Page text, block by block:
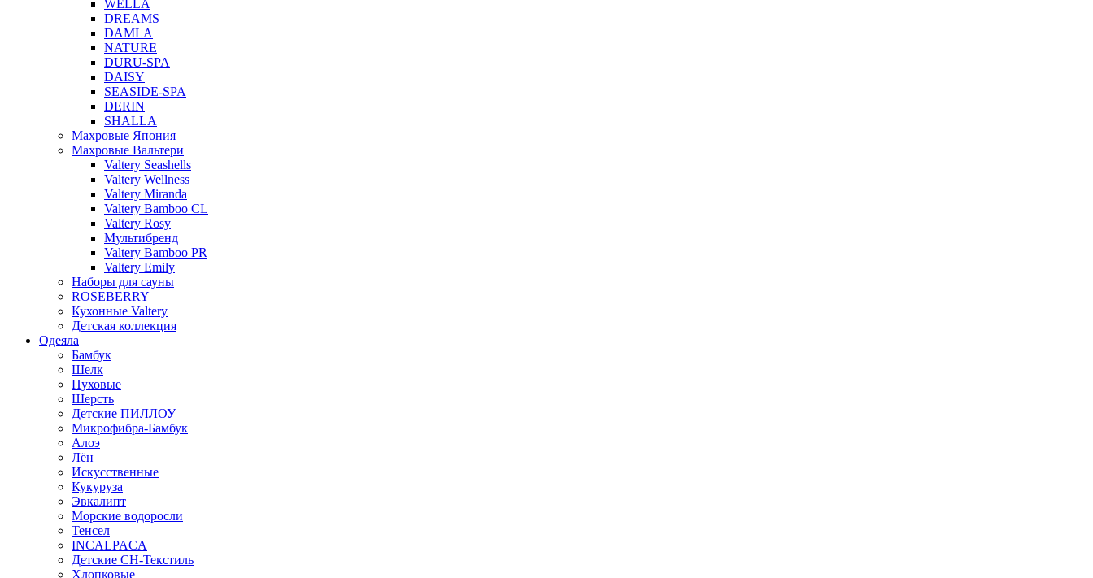
WELLA
DREAMS
DAMLA
NATURE
DURU-SPA
DAISY
SEASIDE-SPA
DERIN
SHALLA
Махровые Япония
Махровые Вальтери
Valtery Seashells
Valtery Wellness
Valtery Miranda
Valtery Bamboo CL
Valtery Rosy
Мультибренд
Valtery Bamboo PR
Valtery Emily
Наборы для сауны
ROSEBERRY
Кухонные Valtery
Детская коллекция
Одеяла
Бамбук
Шелк
Пуховые
Шерсть
Детские ПИЛЛОУ
Микрофибра-Бамбук
Алоэ
Лён
Искусственные
Кукуруза
Эвкалипт
Морские водоросли
Тенсел
INCALPACA
Детские СН-Текстиль
Хлопковые